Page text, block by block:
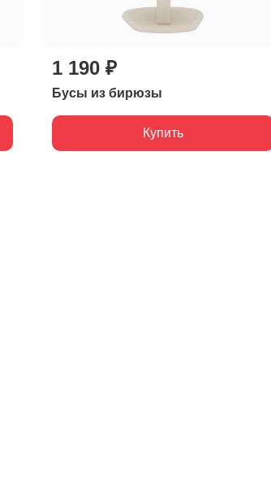
1 190 ₽
Бусы из бирюзы
Купить